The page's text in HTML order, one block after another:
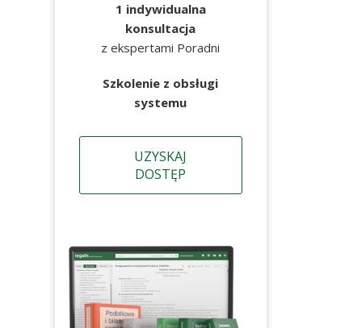
1 indywidualna
konsultacja
z ekspertami Poradni
Szkolenie z obsługi
systemu
UZYSKAJ
DOSTĘP